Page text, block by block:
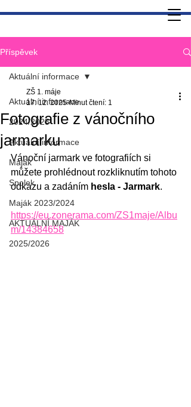
Příspěvek
Aktuální informace
2024/2025
Aktuální informace
Maják
Spolek
Maják 2023/2024
AKTUÁLNÍ MAJÁK
2025/2026
Aktuální informace
Fotografie z vánočního
jarmarku
ZŠ 1. máje
17. 12. 2025 Minut čtení: 1
Vánoční jarmark ve fotografiích si
můžete prohlédnout rozkliknutím tohoto
odkazu a zadáním hesla - Jarmark.
https://eu.zonerama.com/ZS1maje/Albu
m/14384658